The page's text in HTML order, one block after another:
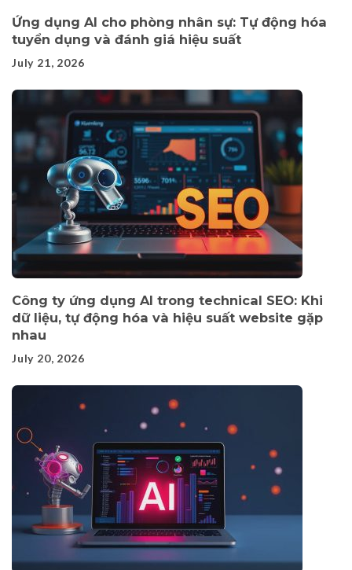
Ứng dụng AI cho phòng nhân sự: Tự động hóa
tuyển dụng và đánh giá hiệu suất
July 21, 2026
Công ty ứng dụng AI trong technical SEO: Khi
dữ liệu, tự động hóa và hiệu suất website gặp
nhau
July 20, 2026